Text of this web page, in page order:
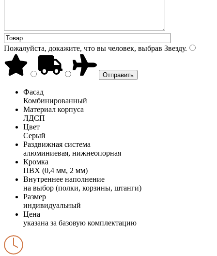
Пожалуйста, докажите, что вы человек, выбрав Звезду.
Фасад
Комбинированный
Материал корпуса
ЛДСП
Цвет
Серый
Раздвижная система
алюминиевая, нижнеопорная
Кромка
ПВХ (0,4 мм, 2 мм)
Внутреннее наполнение
на выбор (полки, корзины, штанги)
Размер
индивидуальный
Цена
указана за базовую комплектацию